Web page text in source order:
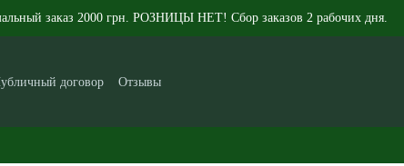
заказ 2000 грн. РОЗНИЦЫ НЕТ! Сбор заказов 2 рабочих дня.
договор
Отзывы